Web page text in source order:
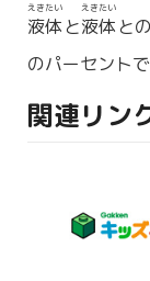
液体
えきたい
と液体
えきたい
との
のパーセント
関連リン